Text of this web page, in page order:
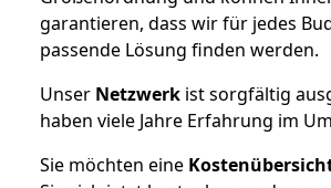
garantieren, dass wir für jedes
passende Lösung finden werden.
Unser Netzwerk ist sorgfältig
haben viele Jahre Erfahrung im
Sie möchten eine